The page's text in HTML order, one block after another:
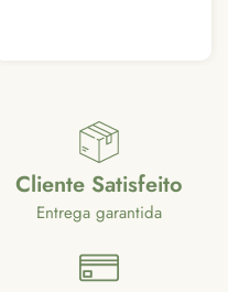
Cliente Satisfeito
Entrega garantida